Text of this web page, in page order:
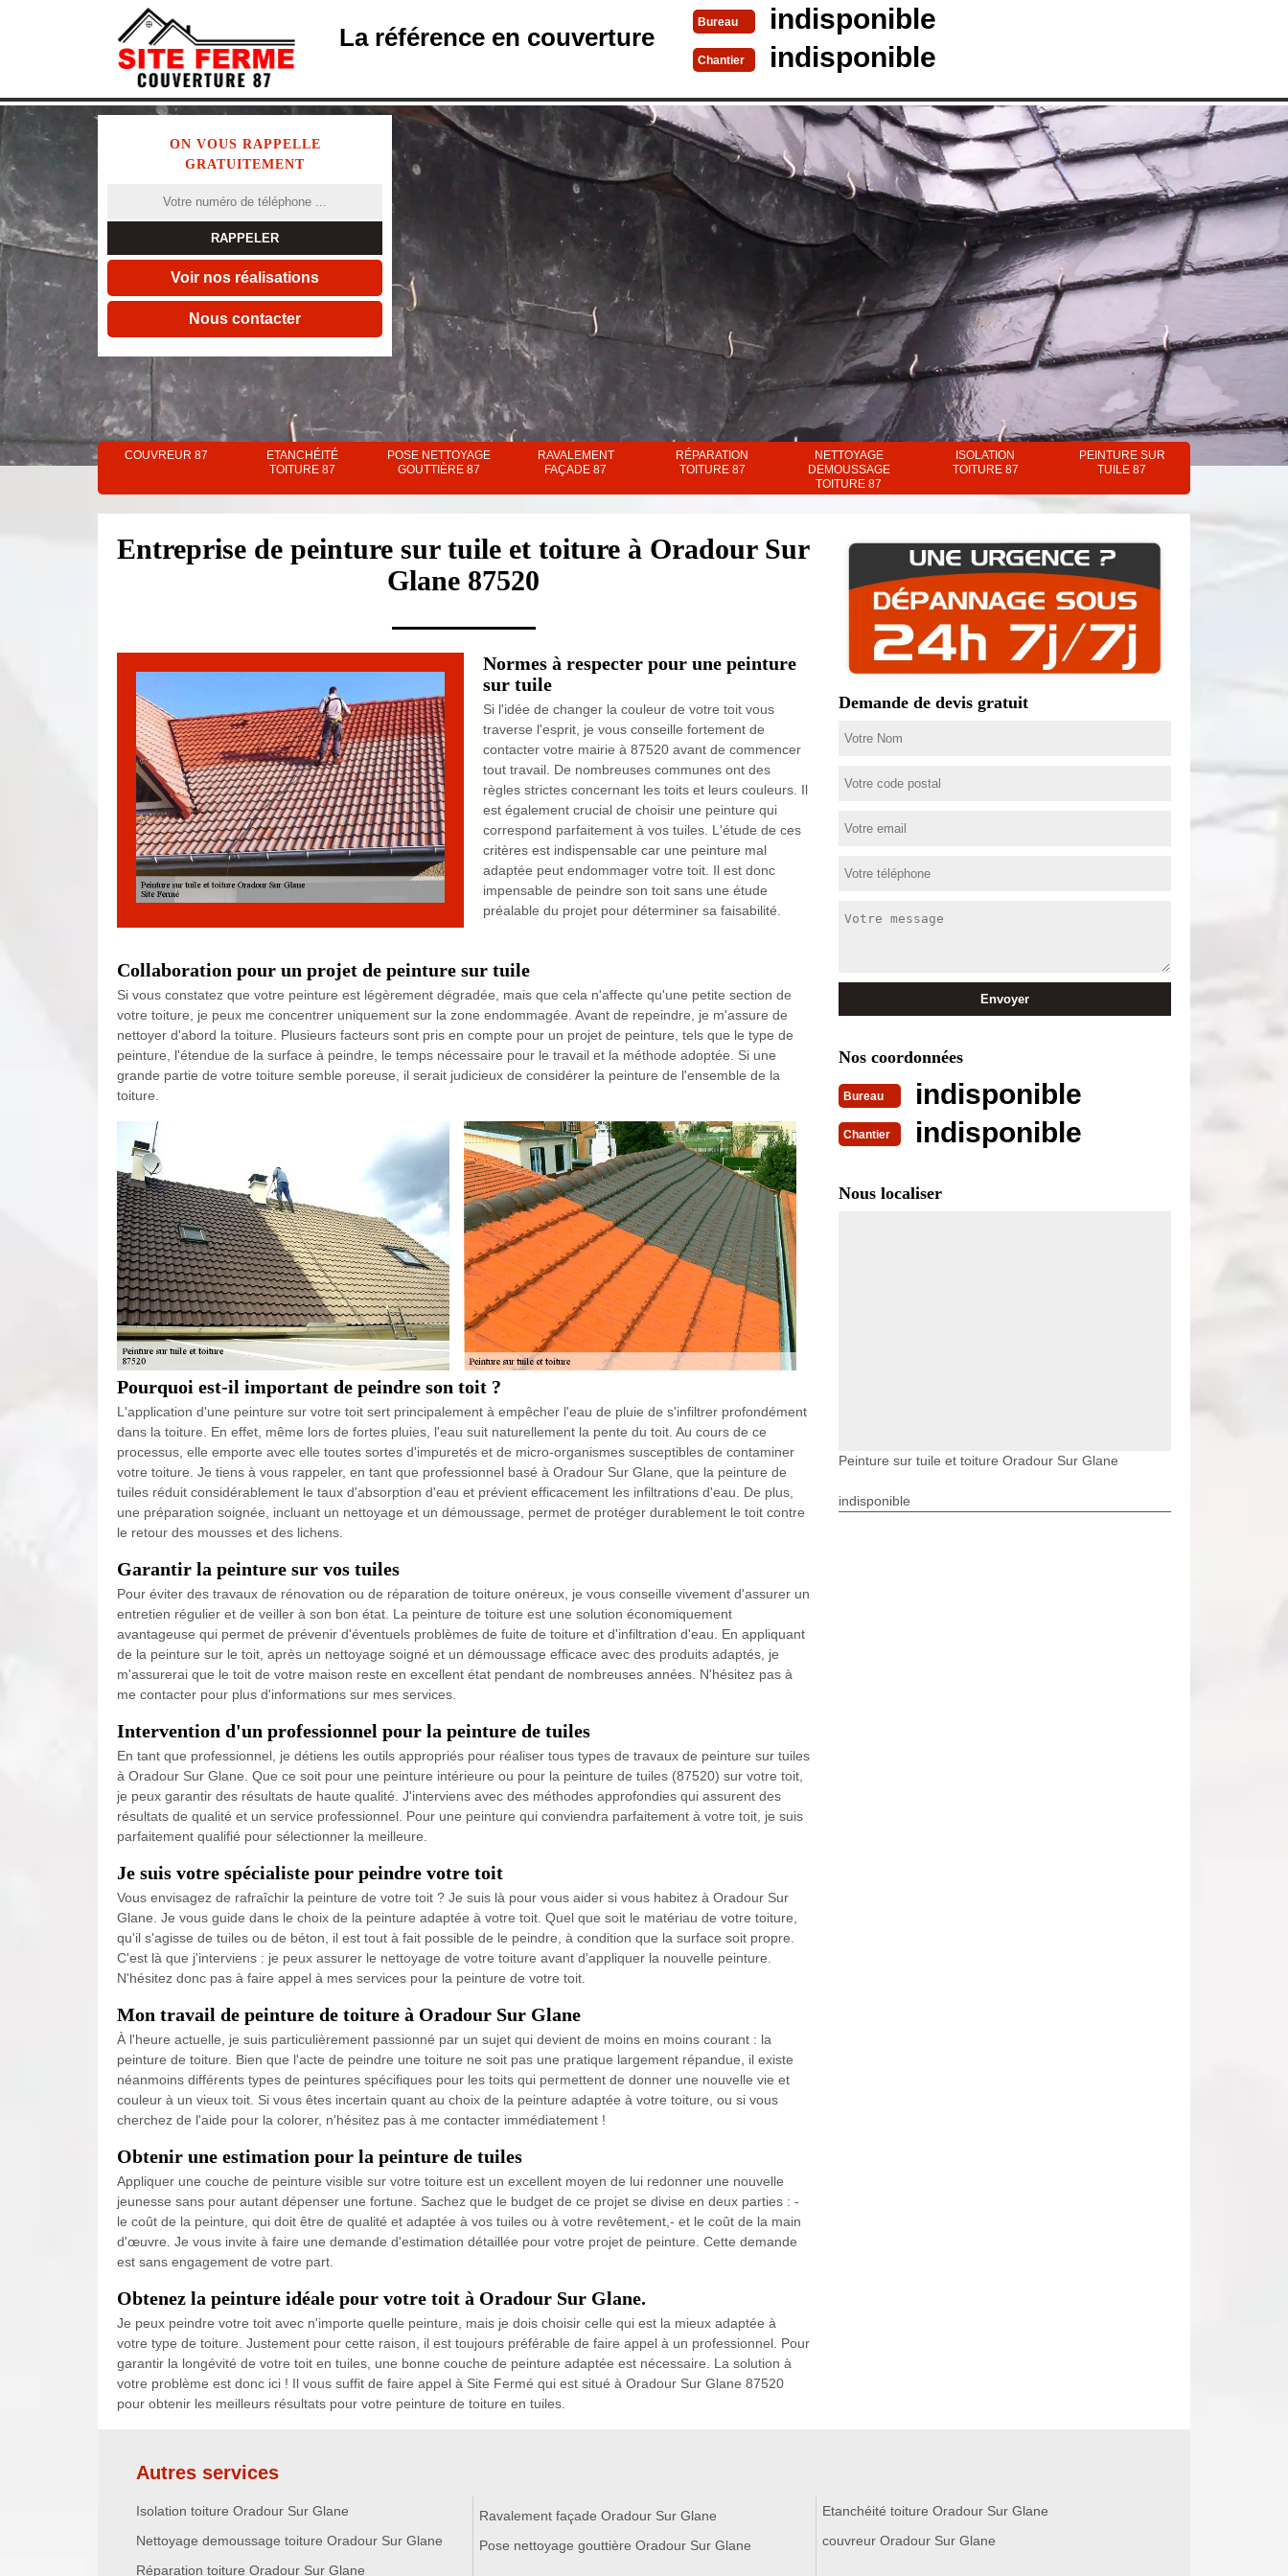
La référence en couverture
Bureau indisponible
Chantier indisponible
ON VOUS RAPPELLE
GRATUITEMENT
Voir nos réalisations
Nous contacter
COUVREUR 87
ETANCHÉITÉ
TOITURE 87
POSE NETTOYAGE
GOUTTIÈRE 87
RAVALEMENT
FAÇADE 87
RÉPARATION
TOITURE 87
NETTOYAGE
DEMOUSSAGE
TOITURE 87
ISOLATION
TOITURE 87
PEINTURE SUR
TUILE 87
Entreprise de peinture sur tuile et toiture à Oradour Sur
Glane 87520
Normes à respecter pour une peinture
sur tuile
Si l'idée de changer la couleur de votre toit vous
traverse l'esprit, je vous conseille fortement de
contacter votre mairie à 87520 avant de commencer
tout travail. De nombreuses communes ont des
règles strictes concernant les toits et leurs couleurs. Il
est également crucial de choisir une peinture qui
correspond parfaitement à vos tuiles. L'étude de ces
critères est indispensable car une peinture mal
adaptée peut endommager votre toit. Il est donc
impensable de peindre son toit sans une étude
préalable du projet pour déterminer sa faisabilité.
Collaboration pour un projet de peinture sur tuile
Si vous constatez que votre peinture est légèrement dégradée, mais que cela n'affecte qu'une petite section de
votre toiture, je peux me concentrer uniquement sur la zone endommagée. Avant de repeindre, je m'assure de
nettoyer d'abord la toiture. Plusieurs facteurs sont pris en compte pour un projet de peinture, tels que le type de
peinture, l'étendue de la surface à peindre, le temps nécessaire pour le travail et la méthode adoptée. Si une
grande partie de votre toiture semble poreuse, il serait judicieux de considérer la peinture de l'ensemble de la
toiture.
Pourquoi est-il important de peindre son toit ?
L'application d'une peinture sur votre toit sert principalement à empêcher l'eau de pluie de s'infiltrer profondément
dans la toiture. En effet, même lors de fortes pluies, l'eau suit naturellement la pente du toit. Au cours de ce
processus, elle emporte avec elle toutes sortes d'impuretés et de micro-organismes susceptibles de contaminer
votre toiture. Je tiens à vous rappeler, en tant que professionnel basé à Oradour Sur Glane, que la peinture de
tuiles réduit considérablement le taux d'absorption d'eau et prévient efficacement les infiltrations d'eau. De plus,
une préparation soignée, incluant un nettoyage et un démoussage, permet de protéger durablement le toit contre
le retour des mousses et des lichens.
Garantir la peinture sur vos tuiles
Pour éviter des travaux de rénovation ou de réparation de toiture onéreux, je vous conseille vivement d'assurer un
entretien régulier et de veiller à son bon état. La peinture de toiture est une solution économiquement
avantageuse qui permet de prévenir d'éventuels problèmes de fuite de toiture et d'infiltration d'eau. En appliquant
de la peinture sur le toit, après un nettoyage soigné et un démoussage efficace avec des produits adaptés, je
m'assurerai que le toit de votre maison reste en excellent état pendant de nombreuses années. N'hésitez pas à
me contacter pour plus d'informations sur mes services.
Intervention d'un professionnel pour la peinture de tuiles
En tant que professionnel, je détiens les outils appropriés pour réaliser tous types de travaux de peinture sur tuiles
à Oradour Sur Glane. Que ce soit pour une peinture intérieure ou pour la peinture de tuiles (87520) sur votre toit,
je peux garantir des résultats de haute qualité. J'interviens avec des méthodes approfondies qui assurent des
résultats de qualité et un service professionnel. Pour une peinture qui conviendra parfaitement à votre toit, je suis
parfaitement qualifié pour sélectionner la meilleure.
Je suis votre spécialiste pour peindre votre toit
Vous envisagez de rafraîchir la peinture de votre toit ? Je suis là pour vous aider si vous habitez à Oradour Sur
Glane. Je vous guide dans le choix de la peinture adaptée à votre toit. Quel que soit le matériau de votre toiture,
qu'il s'agisse de tuiles ou de béton, il est tout à fait possible de le peindre, à condition que la surface soit propre.
C'est là que j'interviens : je peux assurer le nettoyage de votre toiture avant d'appliquer la nouvelle peinture.
N'hésitez donc pas à faire appel à mes services pour la peinture de votre toit.
Mon travail de peinture de toiture à Oradour Sur Glane
À l'heure actuelle, je suis particulièrement passionné par un sujet qui devient de moins en moins courant : la
peinture de toiture. Bien que l'acte de peindre une toiture ne soit pas une pratique largement répandue, il existe
néanmoins différents types de peintures spécifiques pour les toits qui permettent de donner une nouvelle vie et
couleur à un vieux toit. Si vous êtes incertain quant au choix de la peinture adaptée à votre toiture, ou si vous
cherchez de l'aide pour la colorer, n'hésitez pas à me contacter immédiatement !
Obtenir une estimation pour la peinture de tuiles
Appliquer une couche de peinture visible sur votre toiture est un excellent moyen de lui redonner une nouvelle
jeunesse sans pour autant dépenser une fortune. Sachez que le budget de ce projet se divise en deux parties : -
le coût de la peinture, qui doit être de qualité et adaptée à vos tuiles ou à votre revêtement,- et le coût de la main
d'œuvre. Je vous invite à faire une demande d'estimation détaillée pour votre projet de peinture. Cette demande
est sans engagement de votre part.
Obtenez la peinture idéale pour votre toit à Oradour Sur Glane.
Je peux peindre votre toit avec n'importe quelle peinture, mais je dois choisir celle qui est la mieux adaptée à
votre type de toiture. Justement pour cette raison, il est toujours préférable de faire appel à un professionnel. Pour
garantir la longévité de votre toit en tuiles, une bonne couche de peinture adaptée est nécessaire. La solution à
votre problème est donc ici ! Il vous suffit de faire appel à Site Fermé qui est situé à Oradour Sur Glane 87520
pour obtenir les meilleurs résultats pour votre peinture de toiture en tuiles.
Demande de devis gratuit
Nos coordonnées
Bureau indisponible
Chantier indisponible
Nous localiser
Peinture sur tuile et toiture Oradour Sur Glane
indisponible
Autres services
Isolation toiture Oradour Sur Glane
Nettoyage demoussage toiture Oradour Sur Glane
Réparation toiture Oradour Sur Glane
Ravalement façade Oradour Sur Glane
Pose nettoyage gouttière Oradour Sur Glane
Etanchéité toiture Oradour Sur Glane
couvreur Oradour Sur Glane